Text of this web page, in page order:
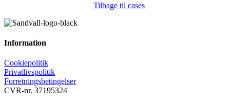
Tilbage til cases
Information
Cookiepolitik
Privatlivspolitik
Forretningsbetingelser
CVR-nr. 37195324